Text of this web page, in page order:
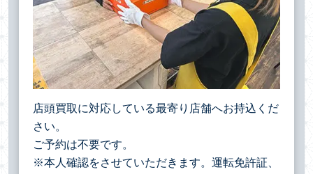
店頭買取に対応している最寄り店舗へお持込くだ
さい。
ご予約は不要です。
※本人確認をさせていただきます。運転免許証、